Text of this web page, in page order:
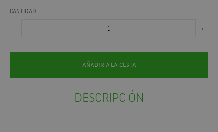
CANTIDAD
- +
AÑADIR A LA CESTA
DESCRIPCIÓN